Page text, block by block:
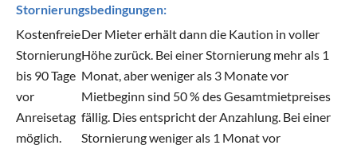
Stornierungsbedingungen:
Kostenfreie
Stornierung
bis 90 Tage
vor
Anreisetag
möglich.
Der Mieter erhält dann die Kaution in voller
Höhe zurück. Bei einer Stornierung mehr als 1
Monat, aber weniger als 3 Monate vor
Mietbeginn sind 50 % des Gesamtmietpreises
fällig. Dies entspricht der Anzahlung. Bei einer
Stornierung weniger als 1 Monat vor